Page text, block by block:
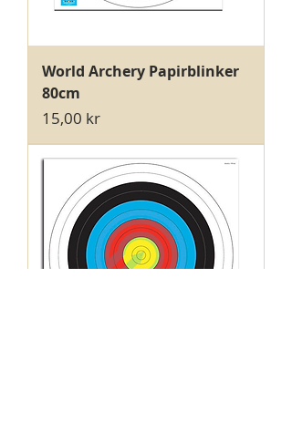
World Archery Papirblinker
80cm
Pris
15,00 kr